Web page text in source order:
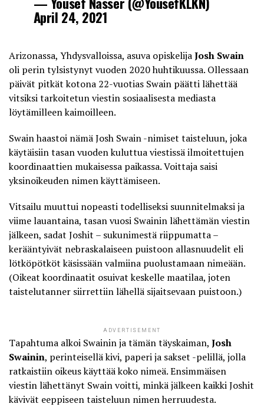
April 24, 2021
Arizonassa, Yhdysvalloissa, asuva opiskelijaJosh Swain
oli perin tylsistynyt vuoden 2020 huhtikuussa. Ollessaan
päivät pitkät kotona 22-vuotias Swain päätti lähettää
vitsiksi tarkoitetun viestin sosiaalisesta mediasta
löytämilleen kaimoilleen.
Swain haastoi nämä Josh Swain -nimiset taisteluun, joka
käytäisiin tasan vuoden kuluttua viestissä ilmoitettujen
koordinaattien mukaisessa paikassa. Voittaja saisi
yksinoikeuden nimen käyttämiseen.
Vitsailu muuttui nopeasti todelliseksi suunnitelmaksi ja
viime lauantaina, tasan vuosi Swainin lähettämän viestin
jälkeen, sadat Joshit – sukunimestä riippumatta –
kerääntyivät nebraskalaiseen puistoon allasnuudelit eli
lötköpötköt käsissään valmiina puolustamaan nimeään.
(Oikeat koordinaatit osuivat keskelle maatilaa, joten
taistelutanner siirrettiin lähellä sijaitsevaan puistoon.)
ADVERTISEMENT
Tapahtuma alkoi Swainin ja tämän täyskaiman, Josh
Swainin, perinteisellä kivi, paperi ja sakset -pelillä, jolla
ratkaistiin oikeus käyttää koko nimeä. Ensimmäisen
viestin lähettänyt Swain voitti, minkä jälkeen kaikkiJoshit
kävivät eeppiseen taisteluun nimen herruudesta.